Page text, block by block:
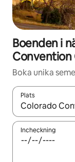
Boenden i
Boka unika
Plats
När resultaten
Incheckning